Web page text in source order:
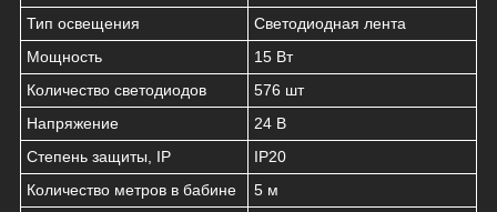
Тип освещения
Светодиодная лента
Мощность
15 Вт
Количество светодиодов
576 шт
Напряжение
24 В
Степень защиты, IP
IP20
Количество метров в бабине
5 м